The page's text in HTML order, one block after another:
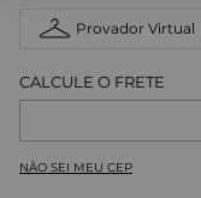
Provador Virtual
NÃO SEI MEU CEP